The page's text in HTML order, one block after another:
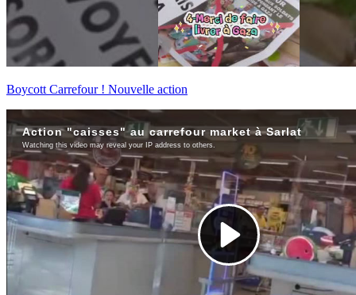
Boycott Carrefour ! Nouvelle action